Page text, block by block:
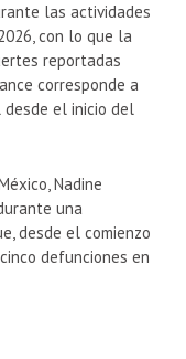
las actividades
con lo que la
reportadas
corresponde a
el inicio del
Nadine
una
desde el comienzo
defunciones en